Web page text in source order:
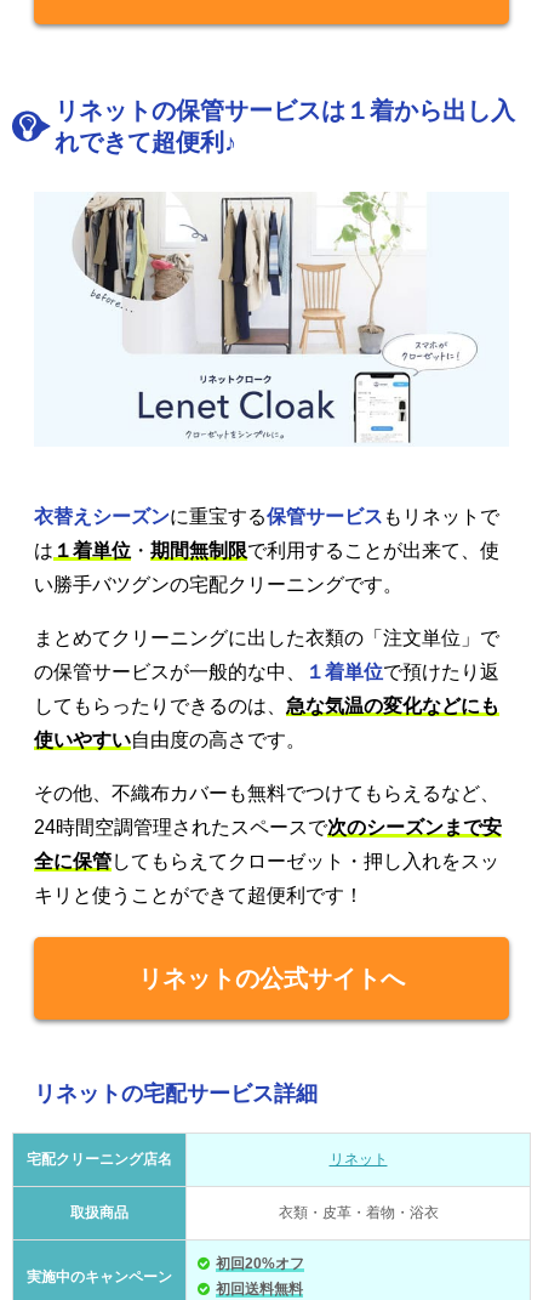
リネットの保管サービスは１着から出し入
れできて超便利♪
衣替えシーズンに重宝する保管サービス もリネットで
は １着単位 ・ 期間無制限で利用することが出来て、使
い勝手バツグンの宅配クリーニングです。
まとめてクリーニングに出した衣類の「注文単位」で
の保管サービスが一般的な中、
１着単位で預けたり返
してもらったりできるのは、 急な気温の変化などにも
使いやすい自由度の高さです。
その他、不織布カバーも無料でつけてもらえるなど、
24時間空調管理されたスペースで次のシーズンまで安
全に保管してもらえてクローゼット・押し入れをスッ
キリと使うことができて超便利です！
リネットの公式サイトへ
リネットの宅配サービス詳細
宅配クリーニング店名 リネット
取扱商品 衣類・皮革・着物・浴衣
実施中のキャンペーン
初回20%オフ
初回送料無料